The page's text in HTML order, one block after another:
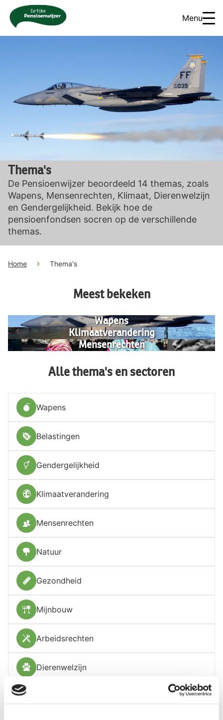
Menu
Thema's
De Pensioenwijzer beoordeeld 14 themas, zoals
Wapens, Mensenrechten, Klimaat, Dierenwelzijn
en Gendergelijkheid. Bekijk hoe de
pensioenfondsen socren op de verschillende
themas.
Home Thema's
Meest bekeken
Wapens
Klimaatverandering
Mensenrechten
Alle thema's en sectoren
Wapens
Belastingen
Gendergelijkheid
Klimaatverandering
Mensenrechten
Natuur
Gezondheid
Mijnbouw
Arbeidsrechten
Dierenwelzijn